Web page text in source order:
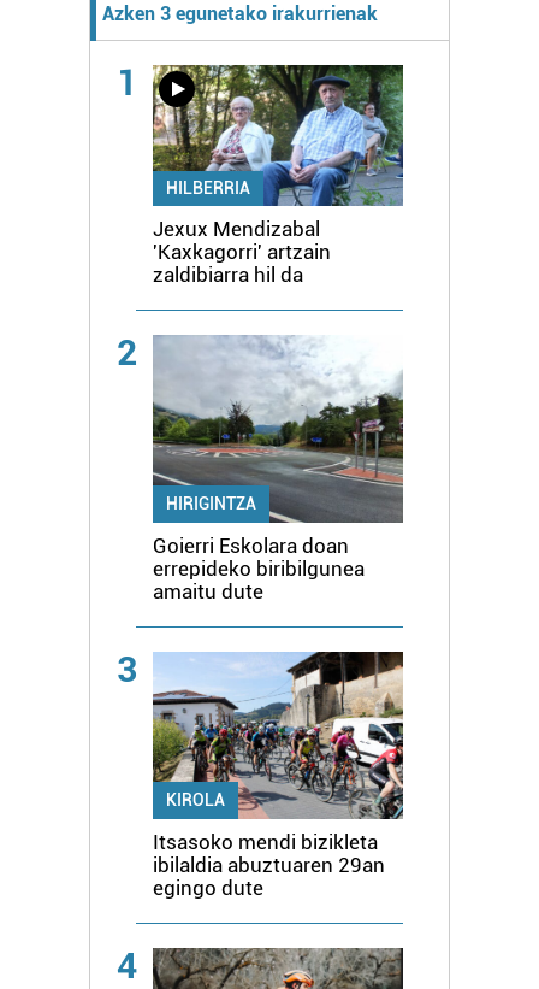
Azken 3 egunetako irakurrienak
1
HILBERRIA
Jexux Mendizabal
'Kaxkagorri' artzain
zaldibiarra hil da
2
HIRIGINTZA
Goierri Eskolara doan
errepideko biribilgunea
amaitu dute
3
KIROLA
Itsasoko mendi bizikleta
ibilaldia abuztuaren 29an
egingo dute
4